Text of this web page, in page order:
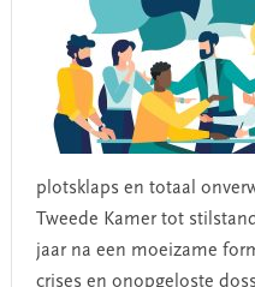
plotsklaps en totaal
Tweede Kamer tot
jaar na een moeizame
crises en onopgeloste